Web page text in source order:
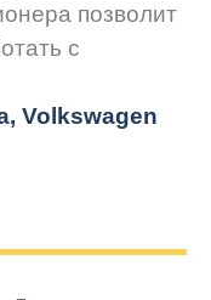
позволит
с
Volkswagen